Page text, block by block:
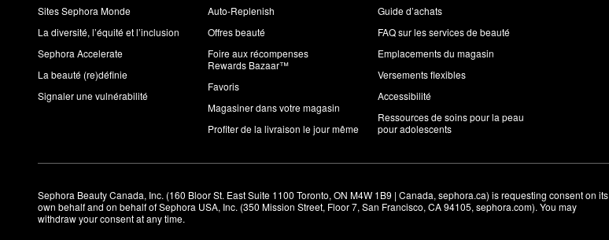
Sites Sephora Monde
La diversité, l’équité et l’inclusion
Sephora Accelerate
La beauté (re)définie
Signaler une vulnérabilité
Auto-Replenish
Offres beauté
Foire aux récompenses
Rewards Bazaar™
Favoris
Magasiner dans votre magasin
Profiter de la livraison le jour même
Guide d’achats
FAQ sur les services de beauté
Emplacements du magasin
Versements flexibles
Accessibilité
Ressources de soins pour la peau
pour adolescents
Sephora Beauty Canada, Inc. (160 Bloor St. East Suite 1100 Toronto, ON M4W 1B9 | Canada, sephora.ca) is requesting consent on its
own behalf and on behalf of Sephora USA, Inc. (350 Mission Street, Floor 7, San Francisco, CA 94105, sephora.com). You may
withdraw your consent at any time.